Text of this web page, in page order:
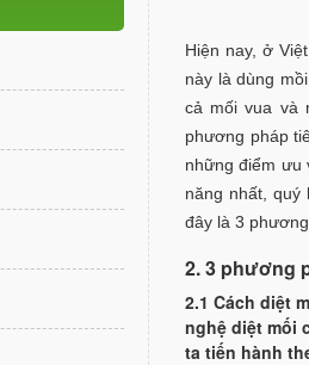
Hiện nay, ở
này là dùng
cả mối vua và
phương pháp
những điểm ưu
năng nhất,
đây là 3
2. 3 phương
2.1 Cách diệt
nghệ diệt mối
ta tiến hành